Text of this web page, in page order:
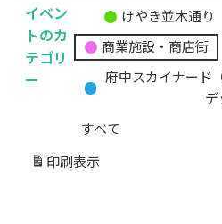
イベン
トのカ
テゴリ
ー
題
カ
ゴ
リ
けやき並木通り
商業施設・商店街
府中スカイナード
デ
すべて
印刷 表示